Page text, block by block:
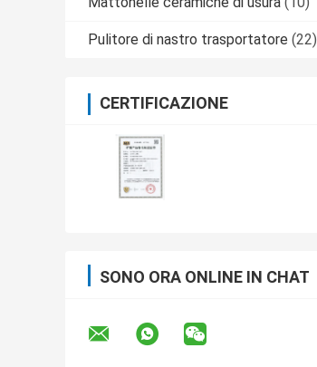
Pulitore di nastro trasportatore (22)
CERTIFICAZIONE
SONO ORA ONLINE IN CHAT